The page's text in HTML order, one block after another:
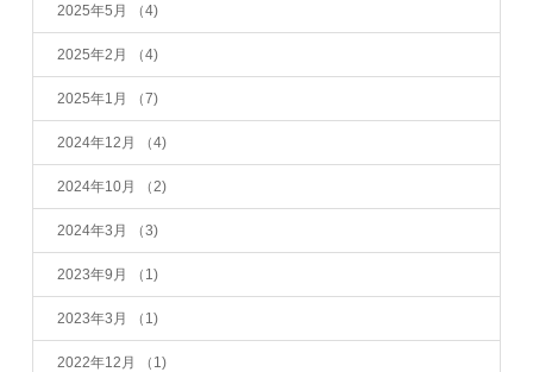
2025年5月 （4)
2025年2月 （4)
2025年1月 （7)
2024年12月 （4)
2024年10月 （2)
2024年3月 （3)
2023年9月 （1)
2023年3月 （1)
2022年12月 （1)